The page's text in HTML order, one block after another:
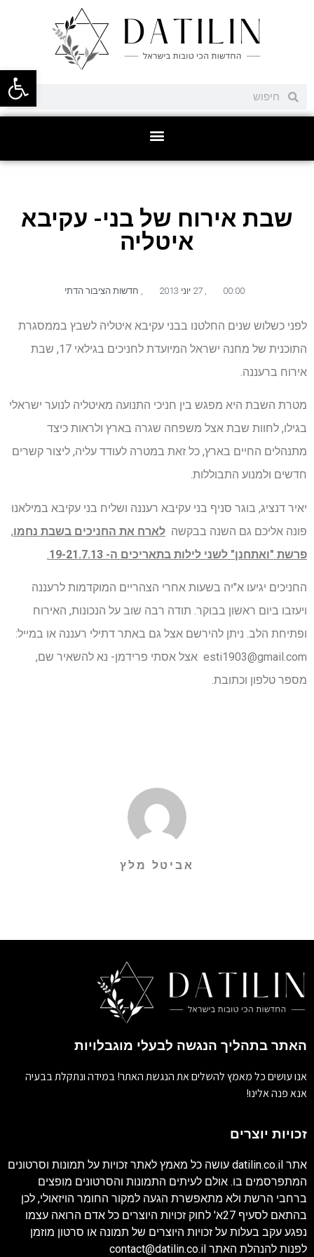
פתח
שבת אירוח של בני- עקיבא
איטליה
00:00
, 27 יוני 2013 , חדשות הציבור הדתי
לפני כשלוש שנים החלטנו בבני עקיבא איטליה לשבץ בממסגרת
התוכנית של מחנה ישראל המיועדת לחניכים בגילאי 17, שבת
אירוח ברעננה.
מטרת השבת היא מפגש בין חניכי התנועה מאיטליה לנוער ישראלי
בגילו, לחוות שבת אצל משפחה שגרה בארץ ולראות כיצד
מתנהלים החיים בארץ, כל זאת במטרה לעודד עליה, ליצור קשרים
חדשים ולמנוע התבוללות.
יאיר דנציג, בוגר סניף בני עקיבא רעננה ושליח בני עקיבא במילאנו
פונה אליכם גם השנה בבקשה לארח את החניכים בשבת נחמו,
פרשת "ואתחנן" לשני לילות בתאריכים ה- 19-21.7.13
החניכים יגיעו א"יה בשעות אחרי הצהריים המוקדמות לרעננה
ויעזבו ביום ראשון בבוקר. תודה רבה שוב על הנכונות, האירוח
ופתיחת הלב. ניתן להירשם אצל גם באתר דתילי רעננה או במייל:
esti1903@gmail.com אצל אסתי פרידמן- נא להשאיר שם,
מספר טלפון וכתובת.
אביטל מלץ
האתר בתהליך הנגשה לבעלי מוגבלויות
אנו עושים כל מאמץ להשלים את הנגשת האתר! במידה ונתקלת בבעיה
אנא פנה אלינו!
זכויות יוצרים
אתר datilin.co.il עושה כל מאמץ לאתר זכויות על תמונות וסרטונים
המתפרסמים בו. אולם לעיתים התמונות והסרטונים מופצים
ברחבי הרשת ולא מתאפשרת הגעה למקור החומר הויזאולי, לכן
בהתאם לסעיף 27א' לחוק זכויות היוצרים כל אדם הרואה עצמו
נפגע עקב בעלות על זכויות היוצרים של תמונה או סרטון מוזמן
לפנות להנהלת האתר contact@datilin.co.il